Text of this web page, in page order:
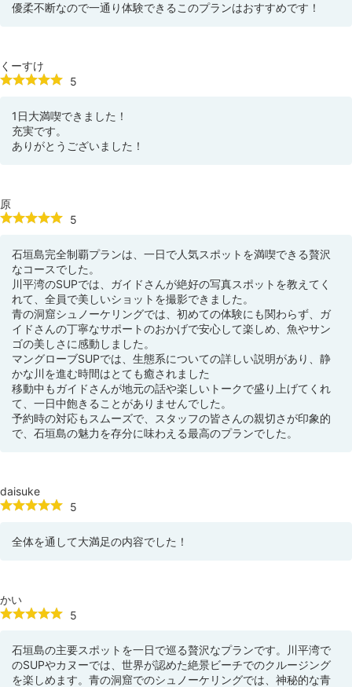
優柔不断なので一通り体験できるこのプランはおすすめです！
くーすけ
5
1日大満喫できました！
充実です。
ありがとうございました！
原
5
石垣島完全制覇プランは、一日で人気スポットを満喫できる贅沢
なコースでした。
川平湾のSUPでは、ガイドさんが絶好の写真スポットを教えてく
れて、全員で美しいショットを撮影できました。
青の洞窟シュノーケリングでは、初めての体験にも関わらず、ガ
イドさんの丁寧なサポートのおかげで安心して楽しめ、魚やサン
ゴの美しさに感動しました。
マングローブSUPでは、生態系についての詳しい説明があり、静
かな川を進む時間はとても癒されました
移動中もガイドさんが地元の話や楽しいトークで盛り上げてくれ
て、一日中飽きることがありませんでした。
予約時の対応もスムーズで、スタッフの皆さんの親切さが印象的
で、石垣島の魅力を存分に味わえる最高のプランでした。
daisuke
5
全体を通して大満足の内容でした！
かい
5
石垣島の主要スポットを一日で巡る贅沢なプランです。川平湾で
のSUPやカヌーでは、世界が認めた絶景ビーチでのクルージング
を楽しめます。青の洞窟でのシュノーケリングでは、神秘的な青